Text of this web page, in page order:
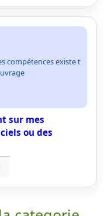
compétences existe t
sur mes
ou des